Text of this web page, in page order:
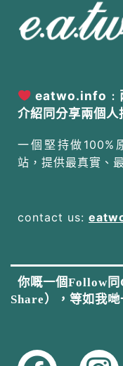
eatwo.info﹕
介紹同分享兩個
一個堅持做100%
站，提供最真實、
contact us:
你嘅一個Follow
Share），等如我哋